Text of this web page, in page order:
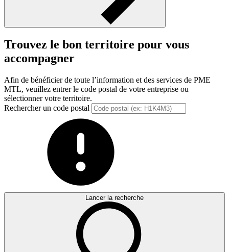
Trouvez le bon territoire pour vous
accompagner
Afin de bénéficier de toute l’information et des services de PME
MTL, veuillez entrer le code postal de votre entreprise ou
sélectionner votre territoire.
Rechercher un code postal
Lancer la recherche